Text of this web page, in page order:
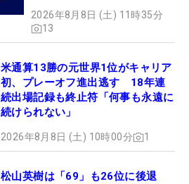
2026年8月8日 (土) 11時35分
13
米通算13勝の元世界1位がキャリア
初、プレーオフ進出逃す 18年連
続出場記録も終止符「何事も永遠に
続けられない」
2026年8月8日 (土) 10時00分 1
松山英樹は「69」も26位に後退